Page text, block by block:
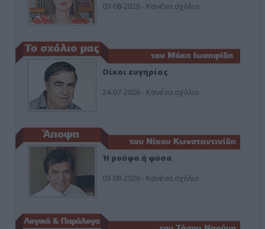
03-08-2026 - Κανένα σχόλιο
Οίκοι ευγηρίας
24-07-2026 - Κανένα σχόλιο
Ή ρούφα ή φύσα
03-08-2026 - Κανένα σχόλιο